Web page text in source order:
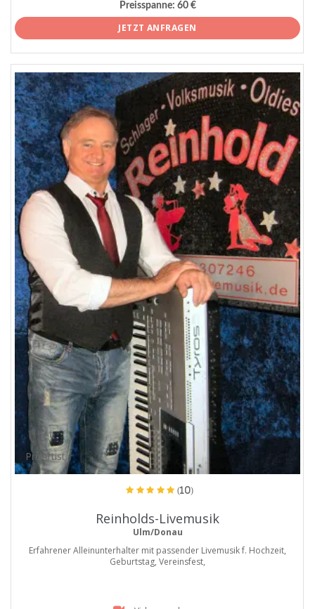
Preisspanne: 60 €
JETZT ANFRAGEN
ProArtist
(10)
Reinholds-Livemusik
Ulm/Donau
Erfahrener Alleinunterhalter mit passender Livemusik f. Hochzeit,
Geburtstag, Vereinsfest,